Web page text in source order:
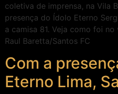
coletiva de imprensa, na Vila
presença do Ídolo Eterno
a camisa 81. Veja como foi
Raul Baretta/Santos FC
Com a
Eterno Lima,